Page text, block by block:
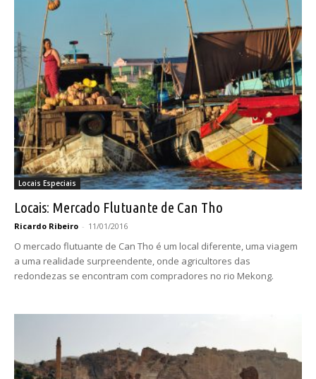
Locais Especiais
Locais: Mercado Flutuante de Can Tho
Ricardo Ribeiro - 11/01/2016
O mercado flutuante de Can Tho é um local diferente, uma viagem
a uma realidade surpreendente, onde agricultores das
redondezas se encontram com compradores no rio Mekong.